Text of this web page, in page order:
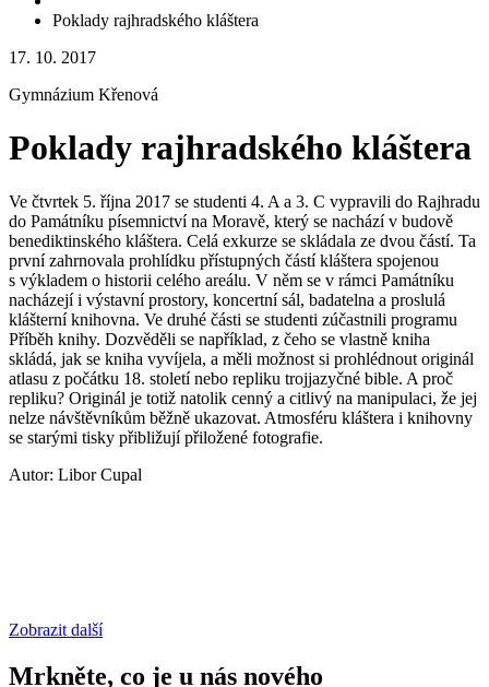
Poklady rajhradského kláštera
17. 10. 2017
Gymnázium Křenová
Poklady rajhradského kláštera
Ve čtvrtek 5. října 2017 se studenti 4. A a 3. C vypravili do Rajhradu
do Památníku písemnictví na Moravě, který se nachází v budově
benediktinského kláštera. Celá exkurze se skládala ze dvou částí. Ta
první zahrnovala prohlídku přístupných částí kláštera spojenou
s výkladem o historii celého areálu. V něm se v rámci Památníku
nacházejí i výstavní prostory, koncertní sál, badatelna a proslulá
klášterní knihovna. Ve druhé části se studenti zúčastnili programu
Příběh knihy. Dozvěděli se například, z čeho se vlastně kniha
skládá, jak se kniha vyvíjela, a měli možnost si prohlédnout originál
atlasu z počátku 18. století nebo repliku trojjazyčné bible. A proč
repliku? Originál je totiž natolik cenný a citlivý na manipulaci, že jej
nelze návštěvníkům běžně ukazovat. Atmosféru kláštera i knihovny
se starými tisky přibližují přiložené fotografie.
Autor: Libor Cupal
Zobrazit další
Mrkněte, co je u nás nového